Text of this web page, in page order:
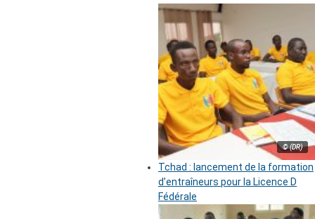
© (DR)
Tchad : lancement de la formation
d’entraîneurs pour la Licence D
Fédérale